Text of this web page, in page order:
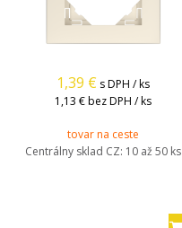
1,39 € s DPH / ks
1,13 € bez DPH / ks
tovar na ceste
Centrálny sklad CZ: 10 až 50 ks